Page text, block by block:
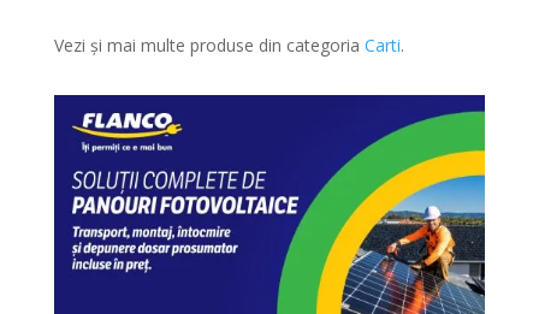
Vezi și mai multe produse din categoria Carti.